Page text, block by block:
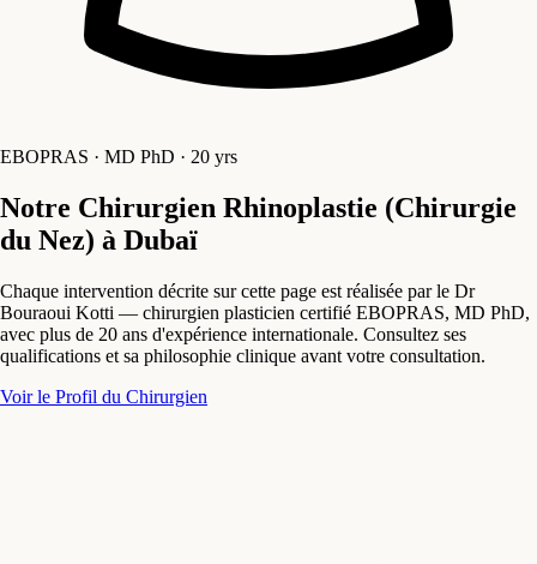
EBOPRAS · MD PhD · 20 yrs
Notre Chirurgien Rhinoplastie (Chirurgie
du Nez) à Dubaï
Chaque intervention décrite sur cette page est réalisée par le Dr
Bouraoui Kotti — chirurgien plasticien certifié EBOPRAS, MD PhD,
avec plus de 20 ans d'expérience internationale. Consultez ses
qualifications et sa philosophie clinique avant votre consultation.
Voir le Profil du Chirurgien